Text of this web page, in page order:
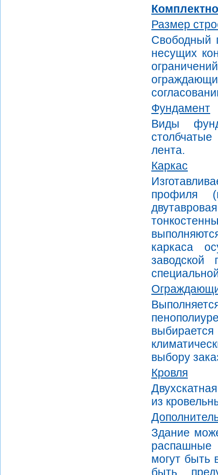
Размер
Свободный
несущих
Фундамент
Виды
лента.
Каркас
профиля
каркаса
выбору
Кровля
из
Здание
распашные
могут быть
быть